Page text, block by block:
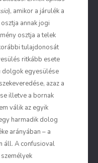
), amikor a járulék a
annak jogi
osztja a telek
tulajdonosát
ritkább esete
dolgok egyesülése
azaz a
illetve a bornak
válik az egyik
harmadik dolog
arányában – a
áll. A confusioval